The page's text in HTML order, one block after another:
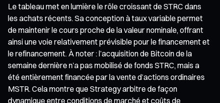
Le tableau met en lumière le rôle croissant de STRC dans
les achats récents. Sa conception à taux variable permet
de maintenir le cours proche de la valeur nominale, offrant
ainsi une voie relativement prévisible pour le financement et
le refinancement. À noter : l’acquisition de Bitcoin de la
semaine dernière n’a pas mobilisé de fonds STRC, mais a
été entièrement financée par la vente d’actions ordinaires
MSTR. Cela montre que Strategy arbitre de façon
dynamique entre conditions de marché et coûts de